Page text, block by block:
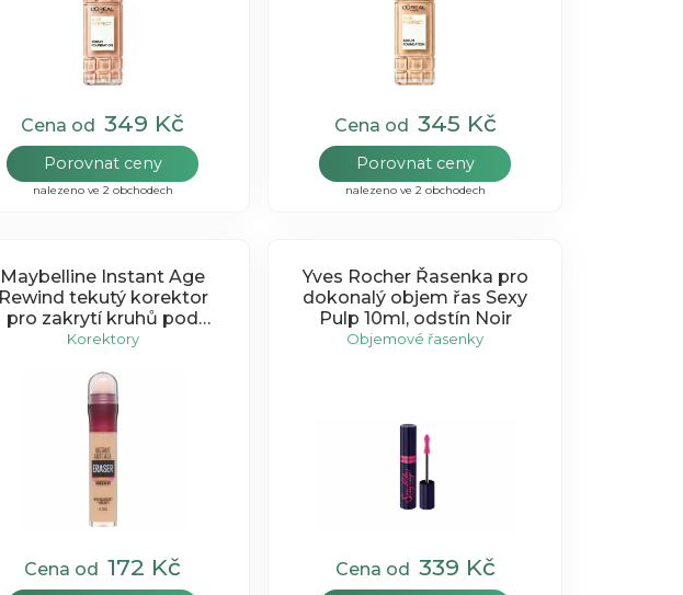
Cena od 349 Kč
Porovnat ceny
nalezeno ve 2 obchodech
Cena od 345 Kč
Porovnat ceny
nalezeno ve 2 obchodech
Maybelline Instant Age
Rewind tekutý korektor
pro zakrytí kruhů pod
očima s pěnovým
Korektory
Cena od 172 Kč
Yves Rocher Řasenka pro
dokonalý objem řas Sexy
Pulp 10ml, odstín Noir
Objemové řasenky
Cena od 339 Kč